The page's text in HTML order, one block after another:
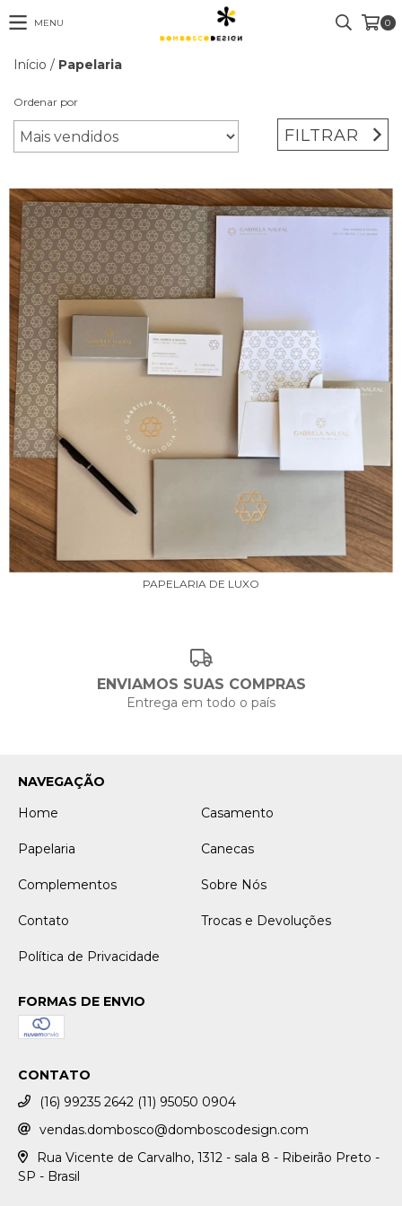
MENU 0
Início / Papelaria
Ordenar por
FILTRAR
PAPELARIA DE LUXO
ENVIAMOS SUAS COMPRAS
Entrega em todo o país
NAVEGAÇÃO
Home
Casamento
Papelaria Canecas
Complementos Sobre Nós
Contato Trocas e Devoluções
Política de Privacidade
FORMAS DE ENVIO
CONTATO
(16) 99235 2642 (11) 95050 0904
vendas.dombosco@domboscodesign.com
Rua Vicente de Carvalho, 1312 - sala 8 - Ribeirão Preto -
SP - Brasil